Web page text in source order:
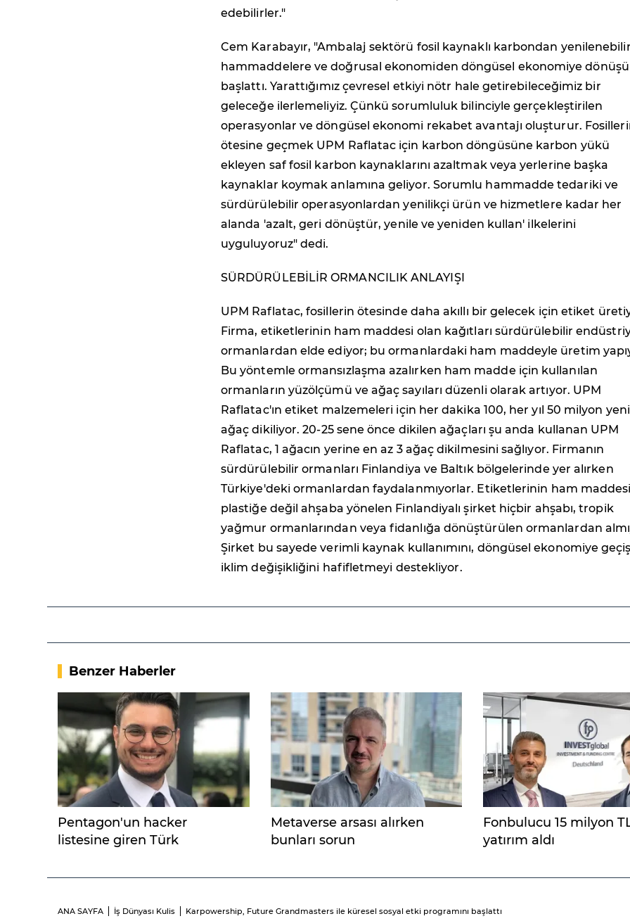
edebilirler."
Cem Karabayır, "Ambalaj sektörü fosil kaynaklı karbondan yenilenebilir
hammaddelere ve doğrusal ekonomiden döngüsel ekonomiye
başlattı. Yarattığımız çevresel etkiyi nötr hale getirebileceğimiz bir
geleceğe ilerlemeliyiz. Çünkü sorumluluk bilinciyle gerçekleştirilen
operasyonlar ve döngüsel ekonomi rekabet avantajı oluşturur.
ötesine geçmek UPM Raflatac için karbon döngüsüne karbon yükü
ekleyen saf fosil karbon kaynaklarını azaltmak veya yerlerine başka
kaynaklar koymak anlamına geliyor. Sorumlu hammadde tedariki ve
sürdürülebilir operasyonlardan yenilikçi ürün ve hizmetlere kadar her
alanda 'azalt, geri dönüştür, yenile ve yeniden kullan' ilkelerini
uyguluyoruz" dedi.
SÜRDÜRÜLEBİLİR ORMANCILIK ANLAYIŞI
UPM Raflatac, fosillerin ötesinde daha akıllı bir gelecek için etiket
Firma, etiketlerinin ham maddesi olan kağıtları sürdürülebilir
ormanlardan elde ediyor; bu ormanlardaki ham maddeyle üretim
Bu yöntemle ormansızlaşma azalırken ham madde için kullanılan
ormanların yüzölçümü ve ağaç sayıları düzenli olarak artıyor. UPM
Raflatac'ın etiket malzemeleri için her dakika 100, her yıl 50 milyon yeni
ağaç dikiliyor. 20-25 sene önce dikilen ağaçları şu anda kullanan UPM
Raflatac, 1 ağacın yerine en az 3 ağaç dikilmesini sağlıyor. Firmanın
sürdürülebilir ormanları Finlandiya ve Baltık bölgelerinde yer alırken
Türkiye'deki ormanlardan faydalanmıyorlar. Etiketlerinin ham
plastiğe değil ahşaba yönelen Finlandiyalı şirket hiçbir ahşabı, tropik
yağmur ormanlarından veya fidanlığa dönüştürülen ormanlardan
Şirket bu sayede verimli kaynak kullanımını, döngüsel ekonomiye
iklim değişikliğini hafifletmeyi destekliyor.
Benzer Haberler
Pentagon'un hacker
listesine giren Türk
Metaverse arsası alırken
bunları sorun
Fonbulucu 15 milyon
yatırım aldı
ANA SAYFA İş Dünyası Kulis Karpowership, Future Grandmasters ile küresel sosyal etki programını başlattı